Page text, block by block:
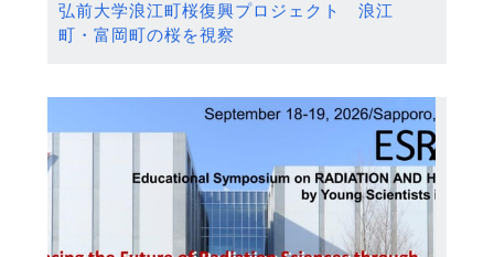
弘前大学浪江町桜復興プロジェクト 浪江
町・富岡町の桜を視察